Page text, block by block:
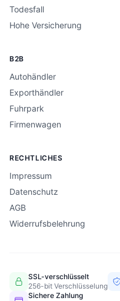
Todesfall
Hohe Versicherung
B2B
Autohändler
Exporthändler
Fuhrpark
Firmenwagen
RECHTLICHES
Impressum
Datenschutz
AGB
Widerrufsbelehrung
SSL-verschlüsselt
256-bit Verschlüsselung
Sichere Zahlung